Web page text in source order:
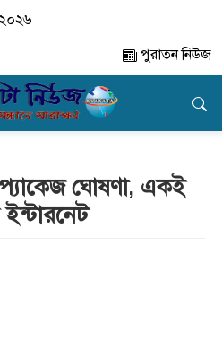
পুরাতন নিউজ
ঘোষণা, একই